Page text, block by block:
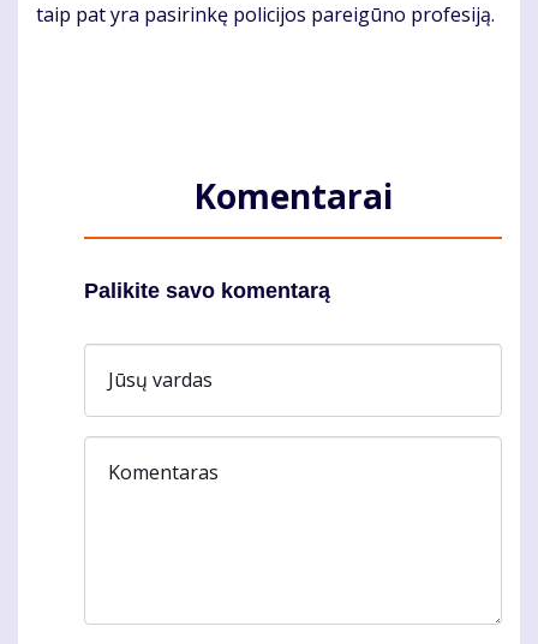
taip pat yra pasirinkę policijos pareigūno profesiją.
Komentarai
Palikite savo komentarą
Jūsų vardas
Komentaras